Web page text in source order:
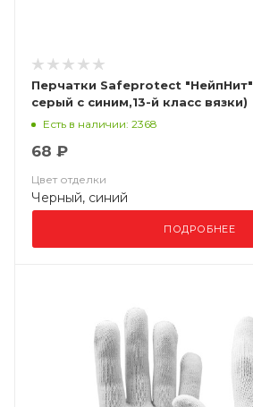
Перчатки Safeprotect "НейпНит" (нейлон+нитрил,
серый с синим,13-й класс вязки)
Есть в наличии: 2368
68 ₽
Цвет отделки
Черный, синий
ПОДРОБНЕЕ